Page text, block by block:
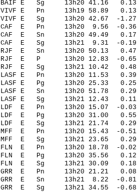
BAIF E Sg 13h20 41.16
VIVF E Pn 13h19 58.89 0.13
VIVF E Sg 13h20 42.67 -
CAF E Pn 13h20 9.56 -0.36
CAF E Sn 13h20 49.49 0.17
CAF E Sg 13h21 9.31 -
RJF E Sn 13h20 50.13 0.47
RJF E P 13h20 12.83 -0.65
RJF E Sg 13h21 10.42
LASF E Pn 13h20 11.53 0.39
LASF E Pg 13h20 25.33 0.25
LASF E Sn 13h20 51.78 0.29
LASF E Sg 13h21 12.43
LDF E Pn 13h20 15.07 -0.03
LDF E Pg 13h20 31.00 0.55
LDF E Sg 13h21 21.74
MFF E Pn 13h20 15.43 -0.51
MFF E Sg 13h21 23.65
FLN E Pn 13h20 18.78 -0.02
FLN E Pg 13h20 35.56 0.12
FLN E Sg 13h21 30.09
GRR E Pn 13h20 21.21 0.08
GRR E Sn 13h21 8.22 -0.81
GRR E Sg 13h21 34.55 -